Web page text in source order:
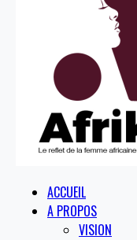
ACCUEIL
A PROPOS
VISION